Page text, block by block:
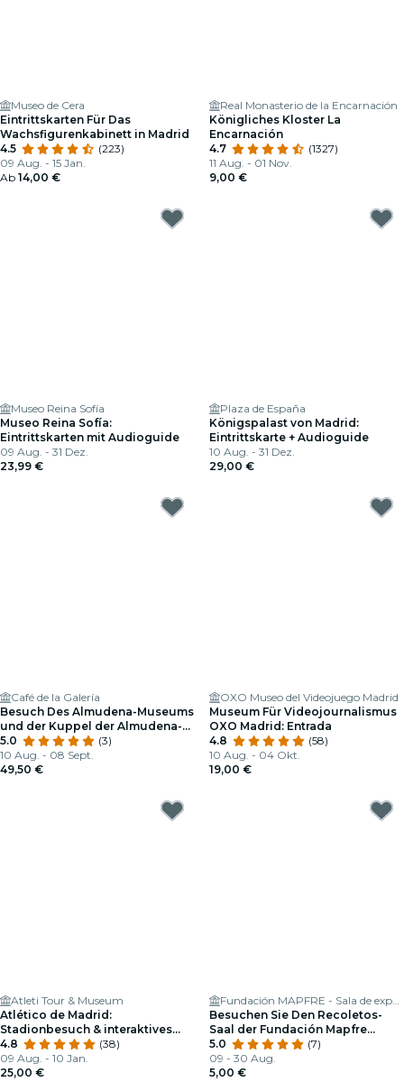
Museo de Cera
Eintrittskarten Für Das
Wachsfigurenkabinett in Madrid
4.5
(223)
09 Aug. - 15 Jan.
Ab 14,00 €
Real Monasterio de la Encarnación
Königliches Kloster La
Encarnación
4.7
(1327)
11 Aug. - 01 Nov.
9,00 €
Museo Reina Sofía
Museo Reina Sofía:
Eintrittskarten mit Audioguide
09 Aug. - 31 Dez.
23,99 €
Plaza de España
Königspalast von Madrid:
Eintrittskarte + Audioguide
10 Aug. - 31 Dez.
29,00 €
Café de la Galería
Besuch Des Almudena-Museums
und der Kuppel der Almudena-
Kathedrale mit Dem Besten Blick
Auf Das Zentrum von Madrid +
Mittagessen Im Café de La
5.0
(3)
10 Aug. - 08 Sept.
49,50 €
OXO Museo del Videojuego Madrid
Museum Für Videojournalismus
OXO Madrid: Entrada
4.8
(58)
10 Aug. - 04 Okt.
19,00 €
Atleti Tour & Museum
Atlético de Madrid:
Stadionbesuch & interaktives
Museum
4.8
(38)
09 Aug. - 10 Jan.
25,00 €
Fundación MAPFRE - Sala de exposiciones
Besuchen Sie Den Recoletos-
Saal der Fundación Mapfre
Madrid
5.0
(7)
09 - 30 Aug.
5,00 €